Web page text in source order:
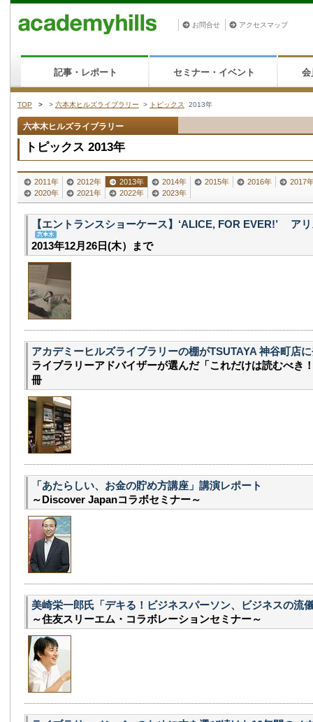
お問合せ アクセスマップ
記事・レポート セミナー・イベント 会
TOP > > 六本木ヒルズライブラリー > トピックス 2013年
六本木ヒルズライブラリー
トピックス 2013年
2011年 2012年 2013年 2014年 2015年 2016年
2017
2020年
2021年 2022年 2023年
【エントランスショーケース】‘ALICE, FOR EVER!’ ア
2013年12月26日(木）まで
アカデミーヒルズライブラリーの棚がTSUTAYA 神谷町店
ライブラリーアドバイザーが選んだ「これだけは読むべき
冊
「あたらしい、お金の貯め方講座」講演レポート
～Discover Japanコラボセミナー～
美崎栄一郎氏「デキる！ビジネスパーソン、ビジネスの流
～住友スリーエム・コラボレーションセミナー～